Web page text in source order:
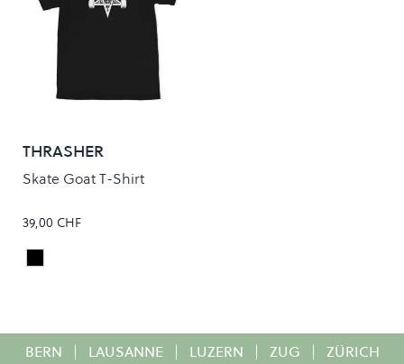
THRASHER
Skate Goat T-Shirt
39,00 CHF
Colour
Black
BERN | LAUSANNE | LUZERN | ZUG | ZÜRICH